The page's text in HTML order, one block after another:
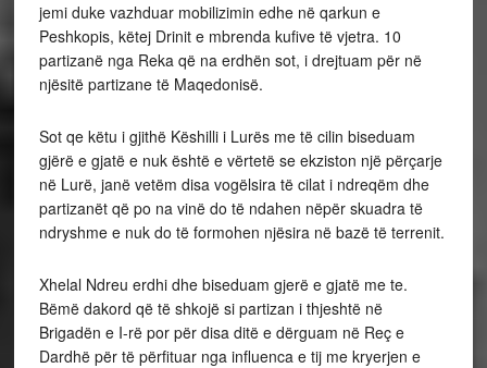
jemi duke vazhduar mobilizimin edhe në qarkun e
Peshkopis, këtej Drinit e mbrenda kufive të vjetra. 10
partizanë nga Reka që na erdhën sot, i drejtuam për në
njësitë partizane të Maqedonisë.
Sot qe këtu i gjithë Këshilli i Lurës me të cilin biseduam
gjërë e gjatë e nuk është e vërtetë se ekziston një përçarje
në Lurë, janë vetëm disa vogëlsira të cilat i ndreqëm dhe
partizanët që po na vinë do të ndahen nëpër skuadra të
ndryshme e nuk do të formohen njësira në bazë të terrenit.
Xhelal Ndreu erdhi dhe biseduam gjerë e gjatë me te.
Bëmë dakord që të shkojë si partizan i thjeshtë në
Brigadën e I-rë por për disa ditë e dërguam në Reç e
Dardhë për të përfituar nga influenca e tij me kryerjen e